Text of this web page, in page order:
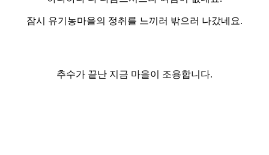
잠시 유기농마을의 정취를 느끼러 밖으러 나갔네요.
추수가 끝난 지금 마을이 조용합니다.